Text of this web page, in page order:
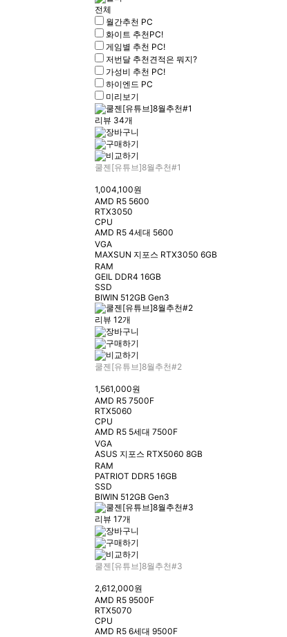
전체
월간추천 PC
화이트 추천PC!
게임별 추천 PC!
저번달 추천견적은 뭐지?
가성비 추천 PC!
하이엔드 PC
미리보기
리뷰 34개
쿨젠[유튜브]8월추천#1
1,004,100원
AMD R5 5600
RTX3050
CPU
AMD R5 4세대 5600
VGA
MAXSUN 지포스 RTX3050 6GB
RAM
GEIL DDR4 16GB
SSD
BIWIN 512GB Gen3
리뷰 12개
쿨젠[유튜브]8월추천#2
1,561,000원
AMD R5 7500F
RTX5060
CPU
AMD R5 5세대 7500F
VGA
ASUS 지포스 RTX5060 8GB
RAM
PATRIOT DDR5 16GB
SSD
BIWIN 512GB Gen3
리뷰 17개
쿨젠[유튜브]8월추천#3
2,612,000원
AMD R5 9500F
RTX5070
CPU
AMD R5 6세대 9500F